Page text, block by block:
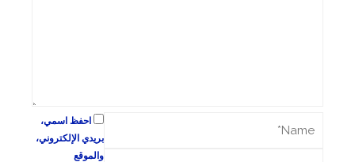
احفظ اسمي،
بريدي الإلكتروني،
والموقع